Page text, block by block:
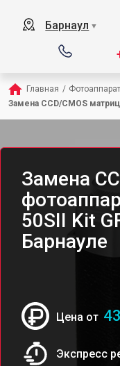
Барнаул ▼
Главная / Фотоаппарат
Замена CCD/CMOS
Замена
50SII Kit
Барнауле
Цена от
Экспресс